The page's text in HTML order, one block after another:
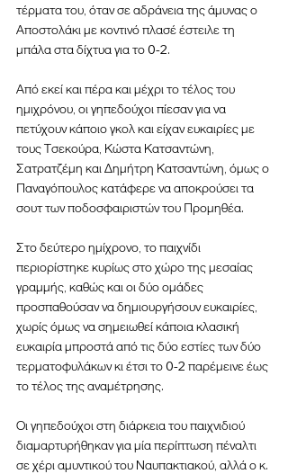
τέρματα του, όταν σε αδράνεια της άμυνας ο
Αποστολάκι με κοντινό πλασέ έστειλε τη
μπάλα στα δίχτυα για το 0-2.
Από εκεί και πέρα και μέχρι το τέλος του
ημιχρόνου, οι γηπεδούχοι πίεσαν για να
πετύχουν κάποιο γκολ και είχαν ευκαιρίες με
τους Τσεκούρα, Κώστα Κατσαντώνη,
Σατρατζέμη και Δημήτρη Κατσαντώνη, όμως ο
Παναγόπουλος κατάφερε να αποκρούσει τα
σουτ των ποδοσφαιριστών του Προμηθέα.
Στο δεύτερο ημίχρονο, το παιχνίδι
περιορίστηκε κυρίως στο χώρο της μεσαίας
γραμμής, καθώς και οι δύο ομάδες
προσπαθούσαν να δημιουργήσουν ευκαιρίες,
χωρίς όμως να σημειωθεί κάποια κλασική
ευκαιρία μπροστά από τις δύο εστίες των δύο
τερματοφυλάκων κι έτσι το 0-2 παρέμεινε έως
το τέλος της αναμέτρησης.
Οι γηπεδούχοι στη διάρκεια του παιχνιδιού
διαμαρτυρήθηκαν για μία περίπτωση πέναλτι
σε χέρι αμυντικού του Ναυπακτιακού, αλλά ο κ.